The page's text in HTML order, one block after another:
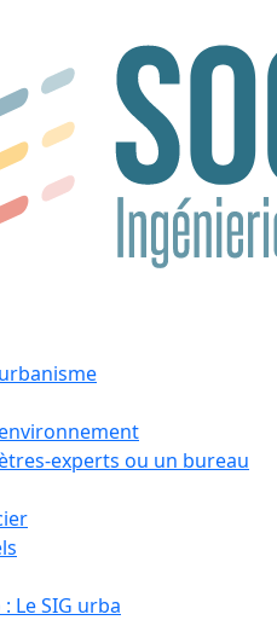
experts ou un bureau
Le SIG urba